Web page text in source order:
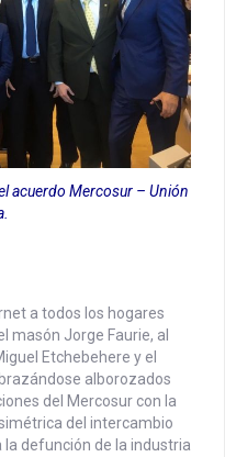
acuerdo Mercosur – Unión
a todos los hogares
masón Jorge Faurie, al
Etchebehere y el
alborozados
del Mercosur con la
del intercambio
defunción de la industria